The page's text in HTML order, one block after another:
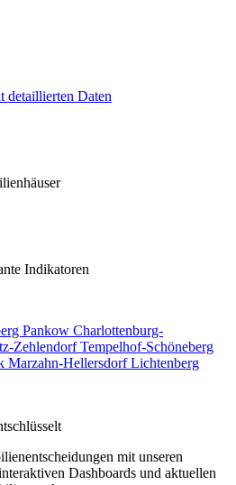
detaillierten Daten
Indikatoren
Pankow Charlottenburg-
ZehlendorfTempelhof-Schöneberg
Marzahn-HellersdorfLichtenberg
mit unseren
Dashboards und aktuellen